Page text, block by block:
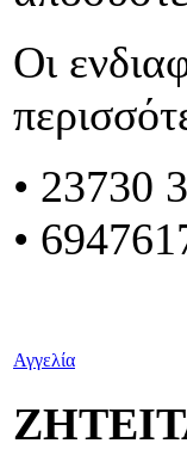
Οι
• 23730
•
Αγγελία